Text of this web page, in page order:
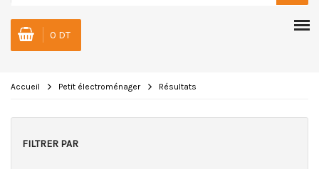
0 DT
Accueil Petit électroménager Résultats
FILTRER PAR